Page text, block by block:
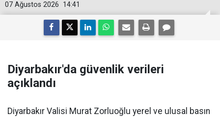
14:41
07 Ağustos 2026
Diyarbakır'da güvenlik verileri
açıklandı
Diyarbakır Valisi Murat Zorluoğlu yerel ve ulusal basın